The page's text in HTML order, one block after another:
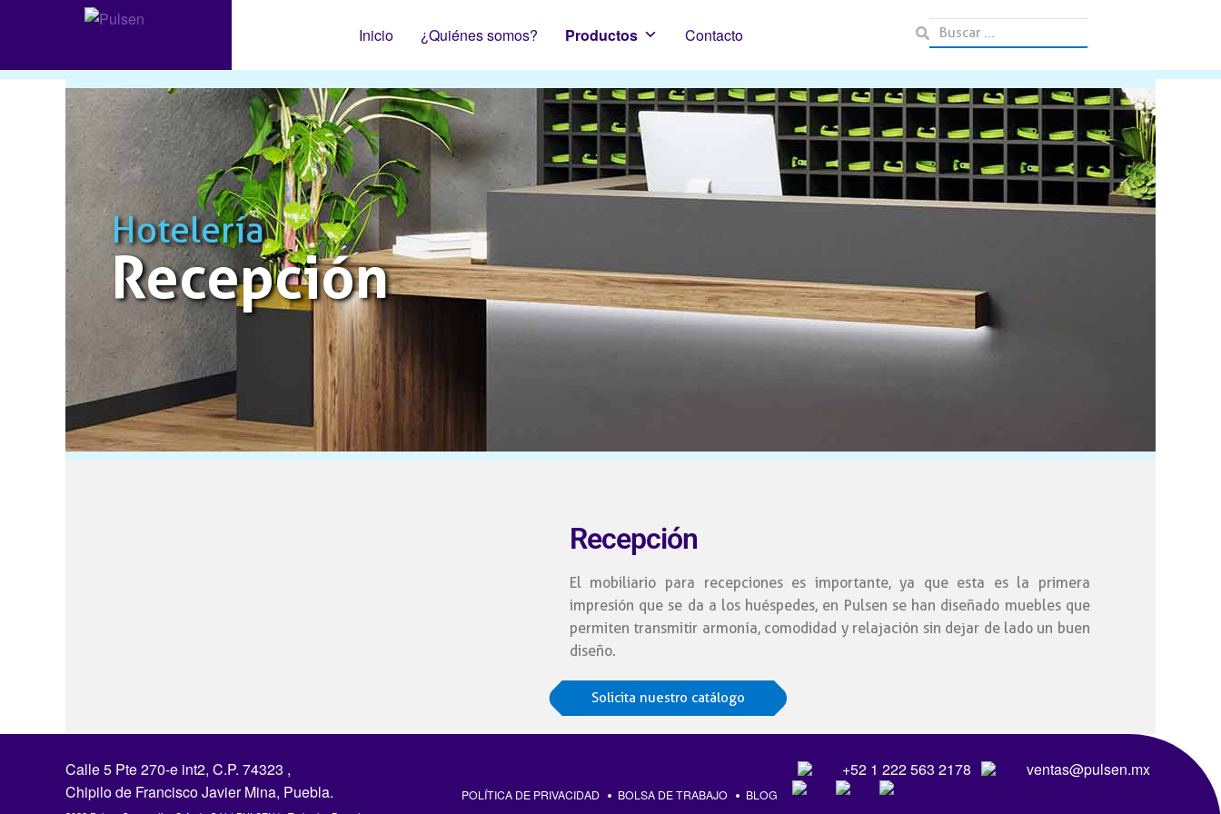
Inicio ¿Quiénes somos? Productos Contacto
Hotelería
Recepción
Recepción
El mobiliario para recepciones es importante, ya que esta es la primera
impresión que se da a los huéspedes, en Pulsen se han diseñado muebles que
permiten transmitir armonía, comodidad y relajación sin dejar de lado un buen
diseño.
Solicita nuestro catálogo
Calle 5 Pte 270-e int2, C.P. 74323 ,
Chipilo de Francisco Javier Mina, Puebla.
POLÍTICA DE PRIVACIDAD BOLSA DE TRABAJO BLOG
+52 1 222 563 2178 ventas@pulsen.mx